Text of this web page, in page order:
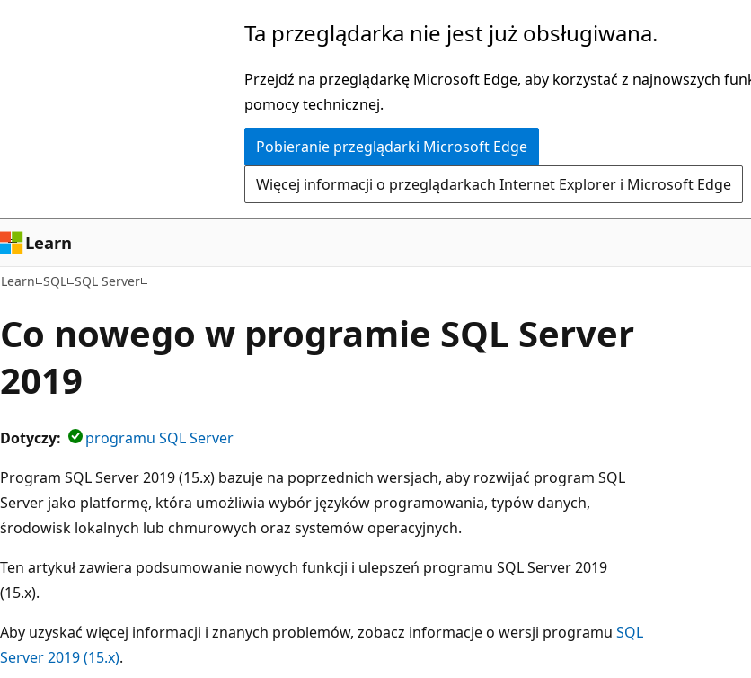
Ta przeglądarka nie jest już obsługiwana.
Przejdź na przeglądarkę Microsoft Edge, aby korzystać z najnowszych
pomocy technicznej.
Pobieranie przeglądarki Microsoft Edge
Więcej informacji o przeglądarkach Internet Explorer i Microsoft Edge
Learn
Learn SQL SQL Server
Co nowego w programie SQL Server
2019
Dotyczy:
programu SQL Server
Program SQL Server 2019 (15.x) bazuje na poprzednich wersjach, aby rozwijać program SQL
Server jako platformę, która umożliwia wybór języków programowania, typów danych,
środowisk lokalnych lub chmurowych oraz systemów operacyjnych.
Ten artykuł zawiera podsumowanie nowych funkcji i ulepszeń programu SQL Server 2019
(15.x).
Aby uzyskać więcej informacji i znanych problemów, zobacz informacje o wersji programu SQL
Server 2019 (15.x).